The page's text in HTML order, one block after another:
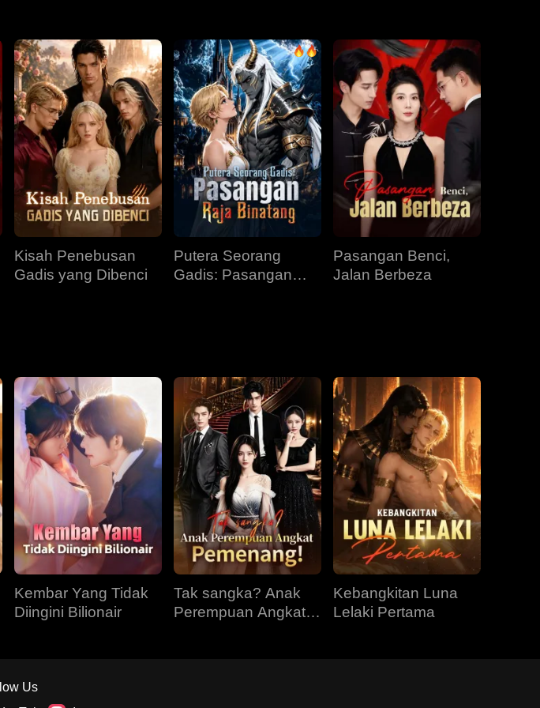
Episod 34 Episod 35 Episod 36
Episod 37 Episod 38 Episod 39
Episod 40
Kisah Penebusan
Gadis yang Dibenci
Putera Seorang
Gadis: Pasangan
Pasangan Benci,
Jalan Berbeza
Kembar Yang Tidak
Diingini Bilionair
Tak sangka? Anak
Perempuan Angkat
Kebangkitan Luna
Lelaki Pertama
Us